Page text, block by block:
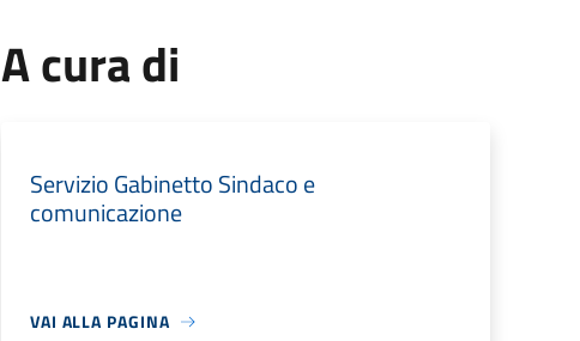
A cura di
Servizio Gabinetto Sindaco e
comunicazione
VAI ALLA PAGINA